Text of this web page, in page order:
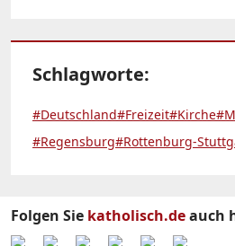
Schlagworte:
#Deutschland#Freizeit#Kirche
#Regensburg#Rottenburg-
Folgen Sie katholisch.deauch